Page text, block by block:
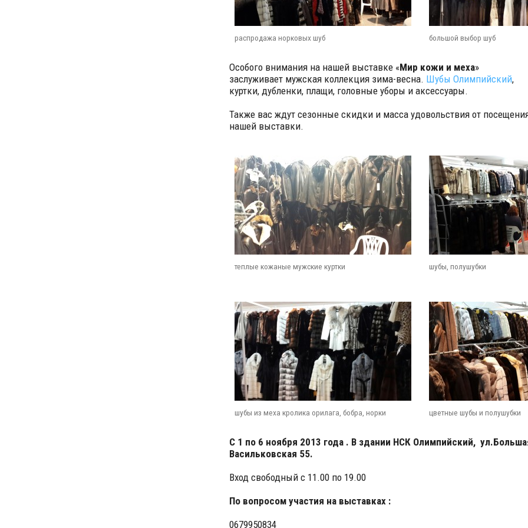
распродажа норковых шуб большой выбор шуб
Особого внимания на нашей выставке «Мир кожи и меха»
заслуживает мужская коллекция зима-весна. Шубы Олимпийский,
куртки, дубленки, плащи, головные уборы и аксессуары.
Также вас ждут сезонные скидки и масса удовольствия от
нашей выставки.
теплые кожаные мужские куртки шубы, полушубки
шубы из меха кролика орилага, бобра, норки цветные шубы и полушубки
С 1 по 6 ноября 2013 года . В здании НСК Олимпийский,
Васильковская 55.
Вход свободный с 11.00 по 19.00
По вопросом участия на выставках :
0679950834